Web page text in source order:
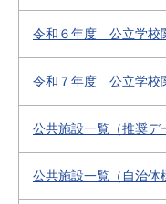
令和６年度 公立学校
令和７年度 公立学校
公共施設一覧（推奨デ
公共施設一覧（自治体